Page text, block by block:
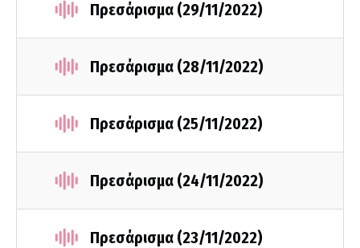
Πρεσάρισμα (29/11/2022)
Πρεσάρισμα (28/11/2022)
Πρεσάρισμα (25/11/2022)
Πρεσάρισμα (24/11/2022)
Πρεσάρισμα (23/11/2022)